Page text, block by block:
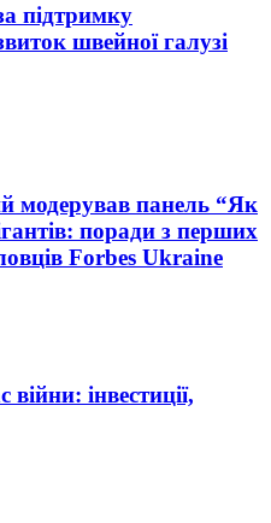
підтримку
швейної галузі
модерував панель “Як
поради з перших
Forbes Ukraine
інвестиції,